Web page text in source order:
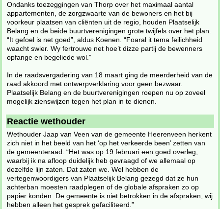
Ondanks toezeggingen van Thorp over het maximaal aantal
appartementen, de zorgzwaarte van de bewoners en het bij
voorkeur plaatsen van cliënten uit de regio, houden Plaatselijk
Belang en de beide buurtverenigingen grote twijfels over het plan.
“It gefoel is net goed”, aldus Koenen. “Foaral it tema feilichheid
waacht swier. Wy fertrouwe net hoe’t dizze partij de bewenners
opfange en begeliede wol.”
In de raadsvergadering van 18 maart ging de meerderheid van de
raad akkoord met ontwerpverklaring voor geen bezwaar.
Plaatselijk Belang en de buurtverenigingen roepen nu op zoveel
mogelijk zienswijzen tegen het plan in te dienen.
Reactie wethouder
Wethouder Jaap van Veen van de gemeente Heerenveen herkent
zich niet in het beeld van het ‘op het verkeerde been’ zetten van
de gemeenteraad. “Het was op 19 februari een goed overleg,
waarbij ik na afloop duidelijk heb gevraagd of we allemaal op
dezelfde lijn zaten. Dat zaten we. Wel hebben de
vertegenwoordigers van Plaatselijk Belang gezegd dat ze hun
achterban moesten raadplegen of de globale afspraken zo op
papier konden. De gemeente is niet betrokken in de afspraken, wij
hebben alleen het gesprek gefaciliteerd.”